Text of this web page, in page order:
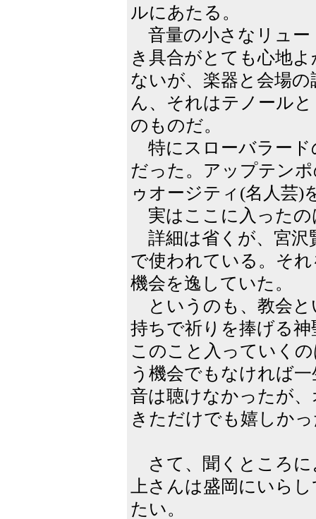
ルにあたる。
音量の小さなリュー
き具合がとても心地
ないが、楽器と会場
ん、それはテノール
のものだ。
特にスローバラード
だった。アップテン
ゥオージティ(名人芸)
実はここに入ったの
詳細は省くが、宮沢
で使われている。そ
機会を逸していた。
というのも、教会と
持ちで祈りを捧げる
このこと入っていく
う機会でもなければ
音は聴けなかったが
きただけでも嬉しか
さて、聞くところに
上さんは盛岡にいら
たい。